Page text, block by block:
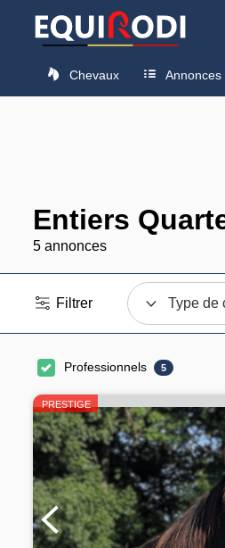
Chevaux Annonces
Entiers
5 annonces
Filtrer Type de
Professionnels 5
PRESTIGE